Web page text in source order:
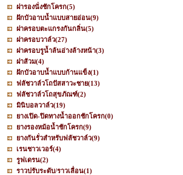
ฝารองนั่งชักโครก(5)
ฝักบัวอาบน้ำแบบสายอ่อน(9)
ฝาครอบตะแกรงกันกลิ่น(5)
ฝาครอบวาล์ว(27)
ฝาครอบรูน้ำล้นอ่างล้างหน้า(3)
ฝาส้วม(4)
ฝักบัวอาบน้ำแบบก้านแข็ง(1)
ฟลัชวาล์วโถปัสสาวะชาย(13)
ฟลัชวาล์วโถสุขภัณฑ์(2)
มินิบอลวาล์ว(19)
ยางเปิด-ปิดทางน้ำออกชักโครก(0)
ยางรองหม้อน้ำชักโครก(9)
ยางกันรั่วสำหรับฟลัชวาล์ว(9)
เรนชาวเวอร์(4)
รูฟเดรน(2)
ราวปรับระดับ/ราวเลื่อน(1)